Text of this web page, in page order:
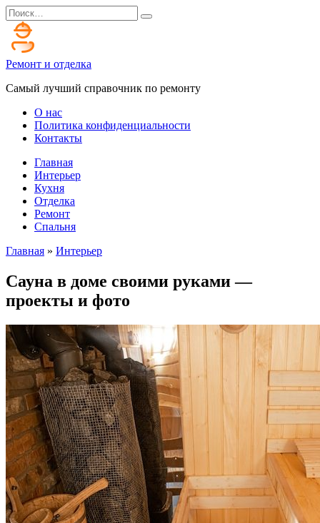
Перейти
к
содержанию
Search
for:
Ремонт и отделка
Самый лучший справочник по ремонту
О нас
Политика конфиденциальности
Контакты
Главная
Интерьер
Кухня
Отделка
Ремонт
Спальня
Главная » Интерьер
Сауна в доме своими руками —
проекты и фото